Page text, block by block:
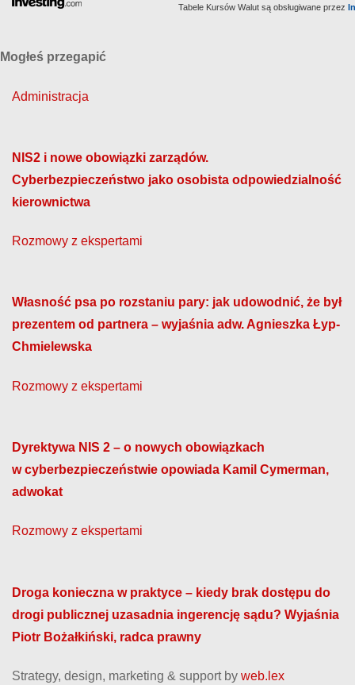
Tabele Kursów Walut są obsługiwane przez
Mogłeś przegapić
Administracja
NIS2 i nowe obowiązki zarządów.
Cyberbezpieczeństwo jako osobista odpowiedzialność
kierownictwa
Rozmowy z ekspertami
Własność psa po rozstaniu pary: jak udowodnić, że był
prezentem od partnera – wyjaśnia adw. Agnieszka Łyp-
Chmielewska
Rozmowy z ekspertami
Dyrektywa NIS 2 – o nowych obowiązkach
w cyberbezpieczeństwie opowiada Kamil Cymerman,
adwokat
Rozmowy z ekspertami
Droga konieczna w praktyce – kiedy brak dostępu do
drogi publicznej uzasadnia ingerencję sądu? Wyjaśnia
Piotr Bożałkiński, radca prawny
Strategy, design, marketing & support by web.lex